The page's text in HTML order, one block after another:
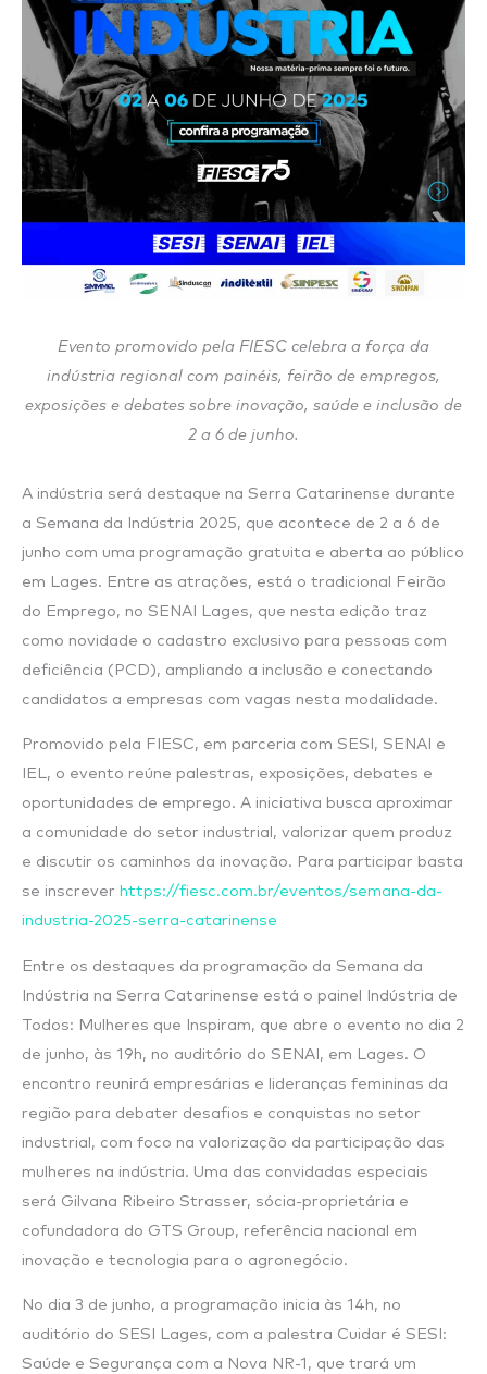
Evento promovido pela FIESC celebra a força da
indústria regional com painéis, feirão de empregos,
exposições e debates sobre inovação, saúde e inclusão de
2 a 6 de junho.
A indústria será destaque na Serra Catarinense durante
a Semana da Indústria 2025, que acontece de 2 a 6 de
junho com uma programação gratuita e aberta ao público
em Lages. Entre as atrações, está o tradicional Feirão
do Emprego, no SENAI Lages, que nesta edição traz
como novidade o cadastro exclusivo para pessoas com
deficiência (PCD), ampliando a inclusão e conectando
candidatos a empresas com vagas nesta modalidade.
Promovido pela FIESC, em parceria com SESI, SENAI e
IEL, o evento reúne palestras, exposições, debates e
oportunidades de emprego. A iniciativa busca aproximar
a comunidade do setor industrial, valorizar quem produz
e discutir os caminhos da inovação. Para participar basta
se inscrever https://fiesc.com.br/eventos/semana-da-
industria-2025-serra-catarinense
Entre os destaques da programação da Semana da
Indústria na Serra Catarinense está o painel Indústria de
Todos: Mulheres que Inspiram, que abre o evento no dia 2
de junho, às 19h, no auditório do SENAI, em Lages. O
encontro reunirá empresárias e lideranças femininas da
região para debater desafios e conquistas no setor
industrial, com foco na valorização da participação das
mulheres na indústria. Uma das convidadas especiais
será Gilvana Ribeiro Strasser, sócia-proprietária e
cofundadora do GTS Group, referência nacional em
inovação e tecnologia para o agronegócio.
No dia 3 de junho, a programação inicia às 14h, no
auditório do SESI Lages, com a palestra Cuidar é SESI:
Saúde e Segurança com a Nova NR-1, que trará um